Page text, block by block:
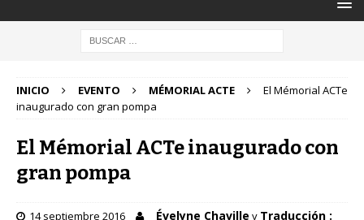
INICIO EVENTO MÉMORIAL ACTE
El Mémorial ACTe
inaugurado con gran pompa
El Mémorial ACTe inaugurado con
gran pompa
14 septiembre 2016 Évelyne Chaville y Traducción :